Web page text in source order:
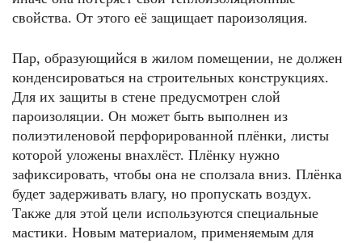
свойства. От этого её защищает пароизоляция.
Пар, образующийся в жилом помещении, не должен
конденсироваться на строительных конструкциях.
Для их защиты в стене предусмотрен слой
пароизоляции. Он может быть выполнен из
полиэтиленовой перфорированной плёнки, листы
которой уложены внахлёст. Плёнку нужно
зафиксировать, чтобы она не сползала вниз. Плёнка
будет задерживать влагу, но пропускать воздух.
Также для этой цели используются специальные
мастики. Новым материалом, применяемым для